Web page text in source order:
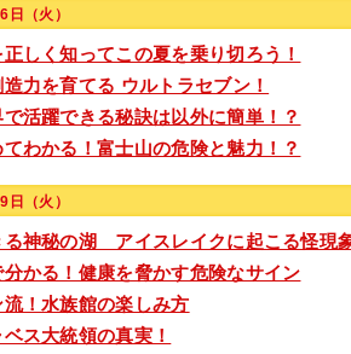
（火）
しく知ってこの夏を乗り切ろう！
力を育てる ウルトラセブン！
活躍できる秘訣は以外に簡単！？
わかる！富士山の危険と魅力！？
（火）
る神秘の湖 アイスレイクに起こる怪現
かる！健康を脅かす危険なサイン
流！水族館の楽しみ方
ス大統領の真実！